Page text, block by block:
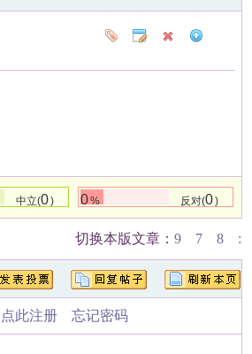
中立(0) 0% 反对(0)
切换本版文章： 9 7 8 :
点此注册 忘记密码